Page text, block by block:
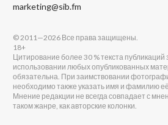
marketing@sib.fm
© 2011—2026 Все права защищены.
18+
Цитирование более 30 % текста
использовании любых опубликованных
обязательна. При заимствовании
необходимо также указать имя и фамилию
Мнение редакции не всегда совпадает с
таком жанре, как авторские колонки.